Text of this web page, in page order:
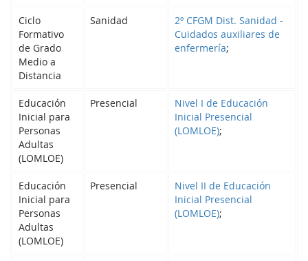
Ciclo
Formativo
de Grado
Medio a
Distancia
Sanidad
2º CFGM Dist. Sanidad -
Cuidados auxiliares de
enfermería;
Educación
Inicial para
Personas
Adultas
(LOMLOE)
Presencial
Nivel I de Educación
Inicial Presencial
(LOMLOE);
Educación
Inicial para
Personas
Adultas
(LOMLOE)
Presencial
Nivel II de Educación
Inicial Presencial
(LOMLOE);